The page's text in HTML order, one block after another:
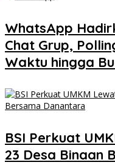
WhatsApp
Chat Grup,
Waktu hingga
BSI Perkuat
23 Desa Binaan